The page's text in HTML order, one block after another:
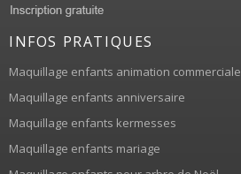
INFOS PRATIQUES
Maquillage enfants animation commerciale
Maquillage enfants anniversaire
Maquillage enfants kermesses
Maquillage enfants mariage